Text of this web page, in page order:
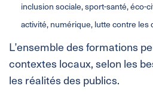
inclusion sociale, sport-santé, éco-
activité, numérique, lutte contre les
L’ensemble des formations
contextes locaux, selon les
les réalités des publics.